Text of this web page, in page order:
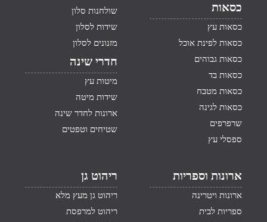
כסאות
כסאות עץ
כסאות לפינת אוכל
כסאות גבוהים
כסאות בד
כסאות מטבח
כסאות לגינה
שרפרפים
ספסלי עץ
שולחנות סלון
שידות לסלון
מזנונים לסלון
חדרי שינה
מיטות עץ
שידות מיטה
ארונות לחדר שינה
שטיחים וטפטים
ארונות וספריות
ארונות ויטרינה
ספריות לבית
ריהוט גן
ריהוט גן מעץ מלא
ריהוט למרפסת